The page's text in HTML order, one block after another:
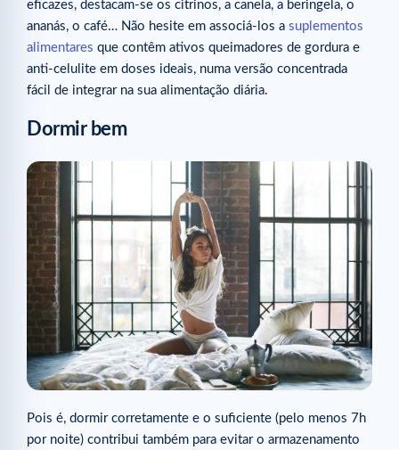
eficazes, destacam-se os citrinos, a canela, a beringela, o
ananás, o café… Não hesite em associá-los a suplementos
alimentares que contêm ativos queimadores de gordura e
anti-celulite em doses ideais, numa versão concentrada
fácil de integrar na sua alimentação diária.
Dormir bem
Pois é, dormir corretamente e o suficiente (pelo menos 7h
por noite) contribui também para evitar o armazenamento